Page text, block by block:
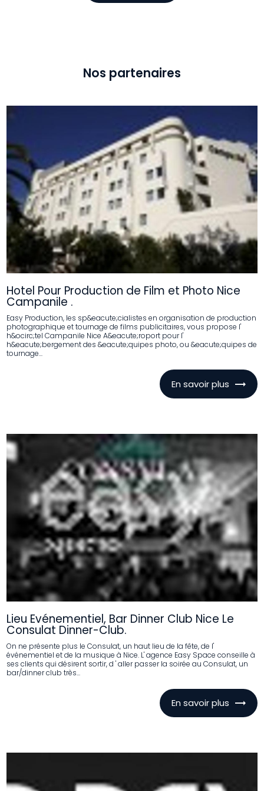
Nos partenaires
Hotel Pour Production de Film et Photo Nice
Campanile .
Easy Production, les sp&eacute;cialistes en organisation de production
photographique et tournage de films publicitaires, vous propose l'
h&ocirc;tel Campanile Nice A&eacute;roport pour l'
h&eacute;bergement des &eacute;quipes photo, ou &eacute;quipes de
tournage...
En savoir plus
Lieu Evénementiel, Bar Dinner Club Nice Le
Consulat Dinner-Club.
On ne présente plus le Consulat, un haut lieu de la fête, de l'
événementiel et de la musique à Nice. L' agence Easy Space conseille à
ses clients qui désirent sortir, d ' aller passer la soirée au Consulat, un
bar/dinner club très...
En savoir plus